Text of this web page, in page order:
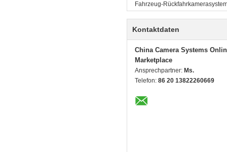
Fahrzeug-
Kontaktdaten
China Camera Systems
Marketplace
Ansprechpartner: Ms.
Telefon: 86 20 13822260669